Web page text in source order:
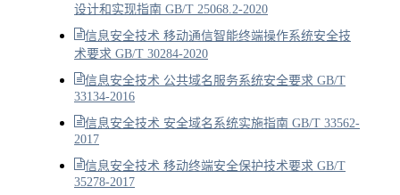
设计和实现指南 GB/T 25068.2-2020
信息安全技术 移动通信智能终端操作系统安全技
术要求 GB/T 30284-2020
信息安全技术 公共域名服务系统安全要求 GB/T
33134-2016
信息安全技术 安全域名系统实施指南 GB/T 33562-
2017
信息安全技术 移动终端安全保护技术要求 GB/T
35278-2017